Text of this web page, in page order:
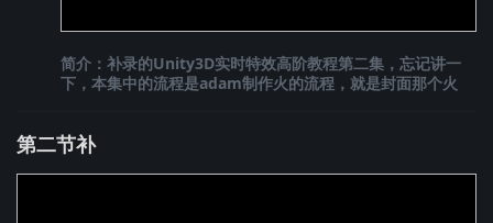
简介：补录的Unity3D实时特效高阶教程第二集，忘记讲一
下，本集中的流程是adam制作火的流程，就是封面那个火
第二节补